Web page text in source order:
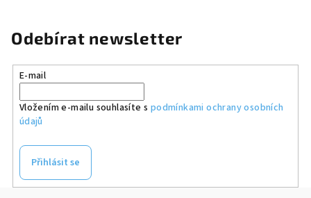
Odebírat newsletter
E-mail
Vložením e-mailu souhlasíte s podmínkami ochrany osobních
údajů
Přihlásit se